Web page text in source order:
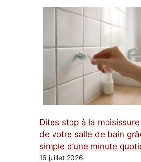
Dites stop à la
de votre salle de bain
simple d’une minute
16 juillet 2026